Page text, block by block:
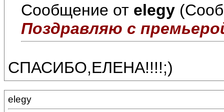
Сообщение от elegy
Поздравляю с
СПАСИБО,ЕЛЕНА!!!!;)
elegy